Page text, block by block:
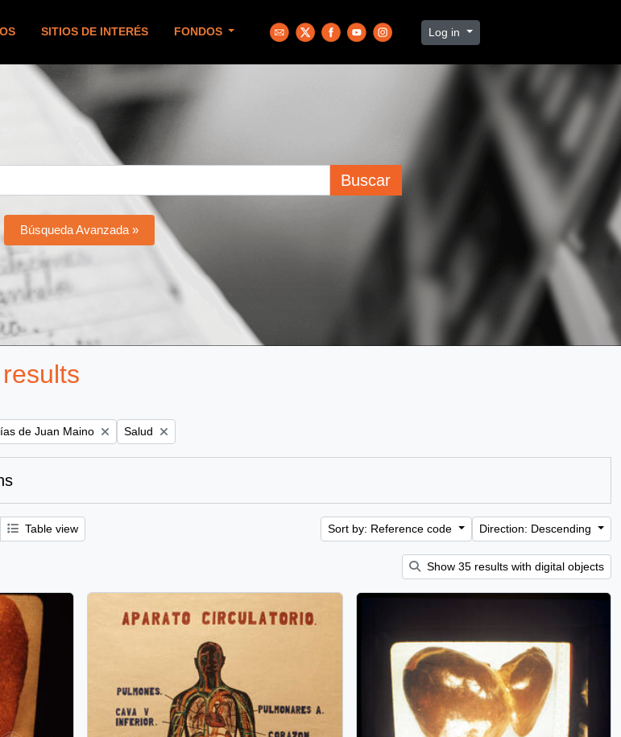
SITIOS DE INTERÉS FONDOS Log in
Buscar
Búsqueda Avanzada »
de Juan Maino Remove filter:
Salud
Table view Sort by: Reference code Direction: Descending
Show 35 results with digital objects